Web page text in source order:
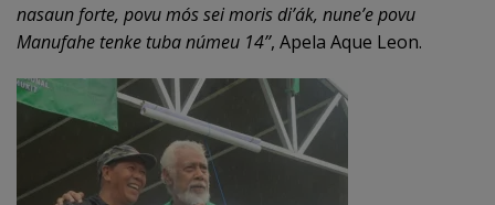
nasaun forte, povu mós sei moris di’ák, nune’e povu
Manufahe tenke tuba númeu 14’’, Apela Aque Leon.